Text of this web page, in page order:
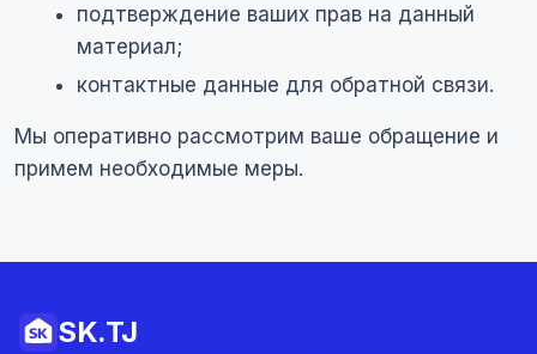
подтверждение ваших прав на данный
материал;
контактные данные для обратной связи.
Мы оперативно рассмотрим ваше обращение и
примем необходимые меры.
SK.TJ